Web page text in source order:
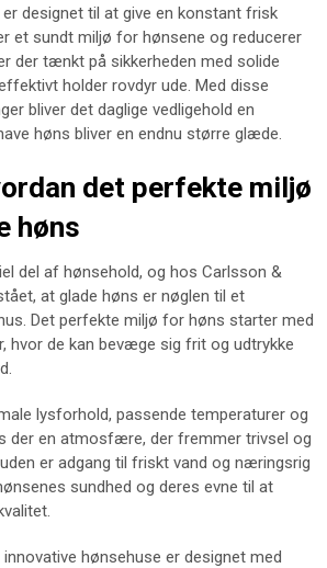
designet til at give en konstant frisk
et sundt miljø for hønsene og reducerer
der tænkt på sikkerheden med solide
holder rovdyr ude. Med disse
bliver det daglige vedligehold en
høns bliver en endnu større glæde.
det perfekte miljø
høns
del af hønsehold, og hos Carlsson &
at glade høns er nøglen til et
Det perfekte miljø for høns starter med
hvor de kan bevæge sig frit og udtrykke
lysforhold, passende temperaturer og
der en atmosfære, der fremmer trivsel og
er adgang til friskt vand og næringsrig
sundhed og deres evne til at
innovative hønsehuse er designet med